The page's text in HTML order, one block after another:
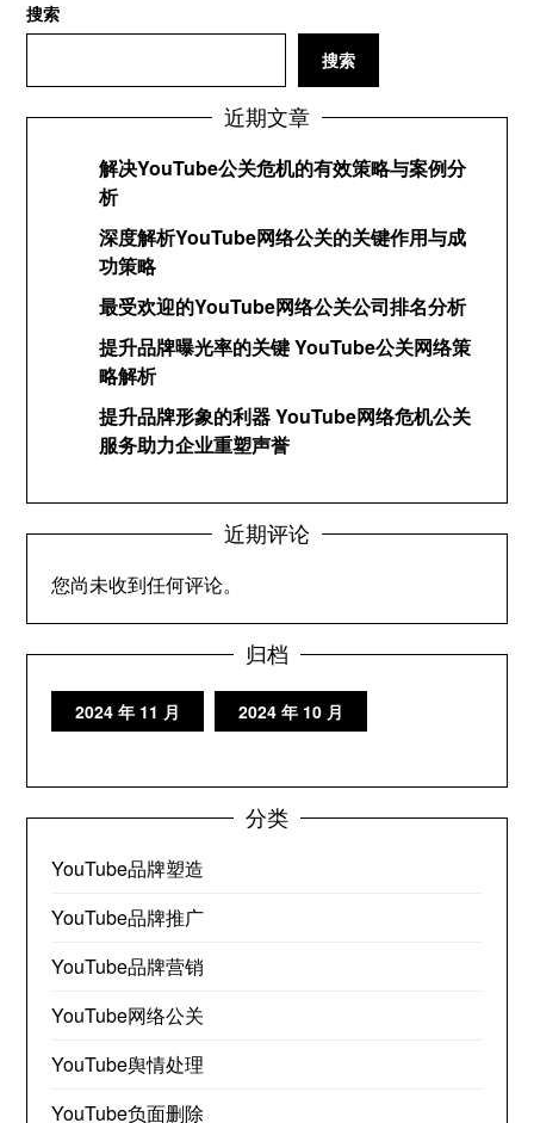
搜索
搜索
近期文章
解决YouTube公关危机的有效策略与案例分
析
深度解析YouTube网络公关的关键作用与成
功策略
最受欢迎的YouTube网络公关公司排名分析
提升品牌曝光率的关键 YouTube公关网络策
略解析
提升品牌形象的利器 YouTube网络危机公关
服务助力企业重塑声誉
近期评论
您尚未收到任何评论。
归档
2024 年 11 月 2024 年 10 月
分类
YouTube品牌塑造
YouTube品牌推广
YouTube品牌营销
YouTube网络公关
YouTube舆情处理
YouTube负面删除